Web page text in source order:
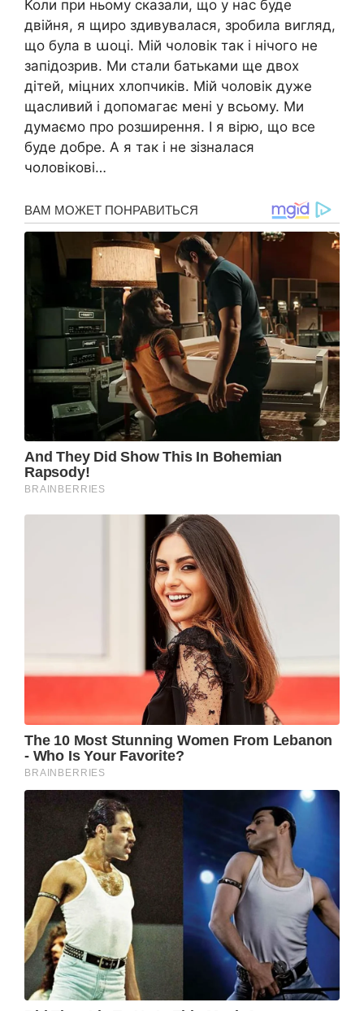
Коли при ньому сказали, що у нас буде
двійня, я щиро здивувалася, зробила вигляд,
що була в աоці. Мій чоловік так і нічого не
запідозрив. Ми стали батьками ще двох
дітей, міцних хлопчиків. Мій чоловік дуже
щасливий і допомагає мені у всьому. Ми
думаємо про розширення. І я вірю, що все
буде добре. А я так і не зізналася
чоловікові…